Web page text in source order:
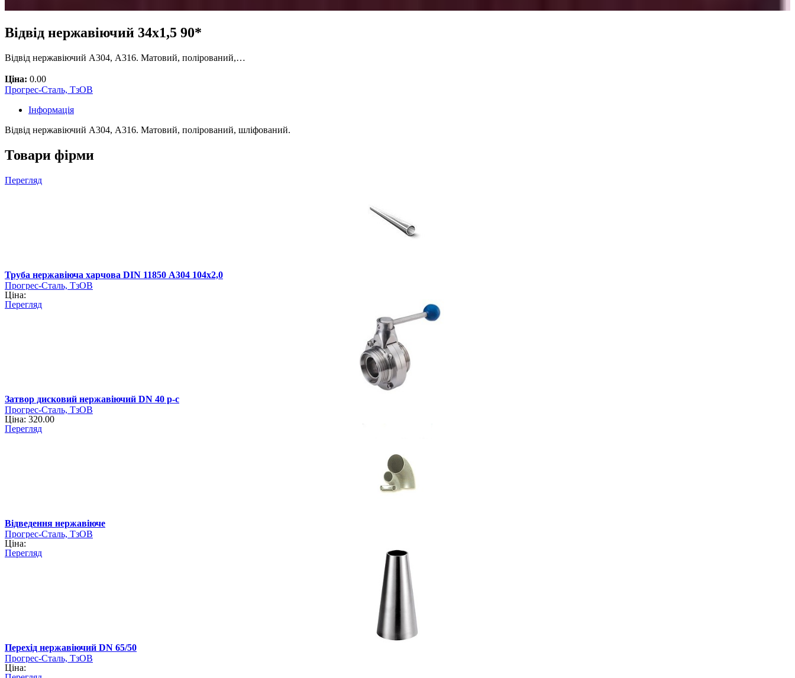
Відвід нержавіючий 34х1,5 90*
Відвід нержавіючий А304, А316. Матовий, полірований,…
Ціна: 0.00
Прогрес-Сталь, ТзОВ
Інформація
Відвід нержавіючий А304, А316. Матовий, полірований, шліфований.
Товари фірми
Перегляд
Труба нержавіюча харчова DIN 11850 А304 104х2,0
Прогрес-Сталь, ТзОВ
Ціна:
Перегляд
Затвор дисковий нержавіючий DN 40 р-с
Прогрес-Сталь, ТзОВ
Ціна: 320.00
Перегляд
Відведення нержавіюче
Прогрес-Сталь, ТзОВ
Ціна:
Перегляд
Перехід нержавіючий DN 65/50
Прогрес-Сталь, ТзОВ
Ціна: